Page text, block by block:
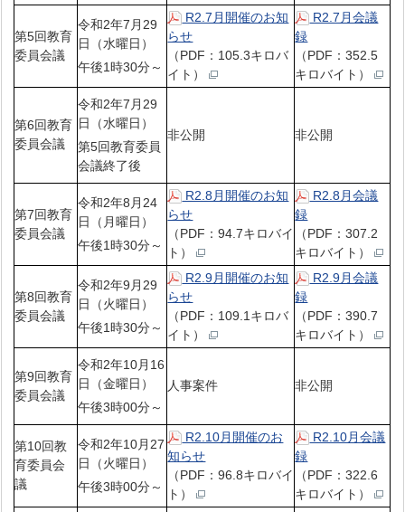
第5回教育
委員会議
令和2年7月29
日（水曜日）
午後1時30分～
R2.7月開催のお知
らせ
（PDF：105.3キロバ
イト）
R2.7月会議
録
（PDF：352.5
キロバイト）
第6回教育
委員会議
令和2年7月29
日（水曜日）
第5回教育委員
会議終了後
非公開 非公開
第7回教育
委員会議
令和2年8月24
日（月曜日）
午後1時30分～
R2.8月開催のお知
らせ
（PDF：94.7キロバイ
ト）
R2.8月会議
録
（PDF：307.2
キロバイト）
第8回教育
委員会議
令和2年9月29
日（火曜日）
午後1時30分～
R2.9月開催のお知
らせ
（PDF：109.1キロバ
イト）
R2.9月会議
録
（PDF：390.7
キロバイト）
第9回教育
委員会議
令和2年10月16
日（金曜日）
午後3時00分～
人事案件 非公開
第10回教
育委員会
議
令和2年10月27
日（火曜日）
午後3時00分～
R2.10月開催のお
知らせ
（PDF：96.8キロバイ
ト）
R2.10月会議
録
（PDF：322.6
キロバイト）